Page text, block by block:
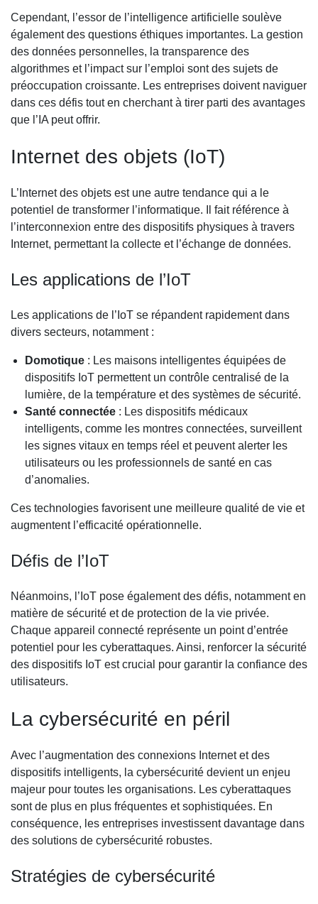
Cependant, l’essor de l’intelligence artificielle soulève
également des questions éthiques importantes. La gestion
des données personnelles, la transparence des
algorithmes et l’impact sur l’emploi sont des sujets de
préoccupation croissante. Les entreprises doivent naviguer
dans ces défis tout en cherchant à tirer parti des avantages
que l’IA peut offrir.
Internet des objets (IoT)
L’Internet des objets est une autre tendance qui a le
potentiel de transformer l’informatique. Il fait référence à
l’interconnexion entre des dispositifs physiques à travers
Internet, permettant la collecte et l’échange de données.
Les applications de l’IoT
Les applications de l’IoT se répandent rapidement dans
divers secteurs, notamment :
Domotique : Les maisons intelligentes équipées de
dispositifs IoT permettent un contrôle centralisé de la
lumière, de la température et des systèmes de sécurité.
Santé connectée : Les dispositifs médicaux
intelligents, comme les montres connectées, surveillent
les signes vitaux en temps réel et peuvent alerter les
utilisateurs ou les professionnels de santé en cas
d’anomalies.
Ces technologies favorisent une meilleure qualité de vie et
augmentent l’efficacité opérationnelle.
Défis de l’IoT
Néanmoins, l’IoT pose également des défis, notamment en
matière de sécurité et de protection de la vie privée.
Chaque appareil connecté représente un point d’entrée
potentiel pour les cyberattaques. Ainsi, renforcer la sécurité
des dispositifs IoT est crucial pour garantir la confiance des
utilisateurs.
La cybersécurité en péril
Avec l’augmentation des connexions Internet et des
dispositifs intelligents, la cybersécurité devient un enjeu
majeur pour toutes les organisations. Les cyberattaques
sont de plus en plus fréquentes et sophistiquées. En
conséquence, les entreprises investissent davantage dans
des solutions de cybersécurité robustes.
Stratégies de cybersécurité